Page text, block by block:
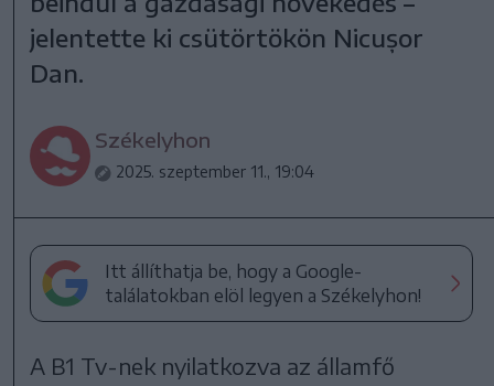
jelentette ki csütörtökön Nicușor
Dan.
Székelyhon
2025. szeptember 11., 19:04
Itt állíthatja be, hogy a Google-
találatokban elöl legyen a Székelyhon!
A B1 Tv-nek nyilatkozva az államfő